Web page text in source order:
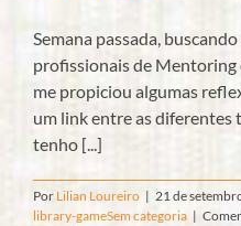
Semana passada,
profissionais de Mentoring
me propiciou algumas
um link entre as diferentes
tenho [...]
Por Lilian Loureiro | 21 de
library-gameSem categoria |